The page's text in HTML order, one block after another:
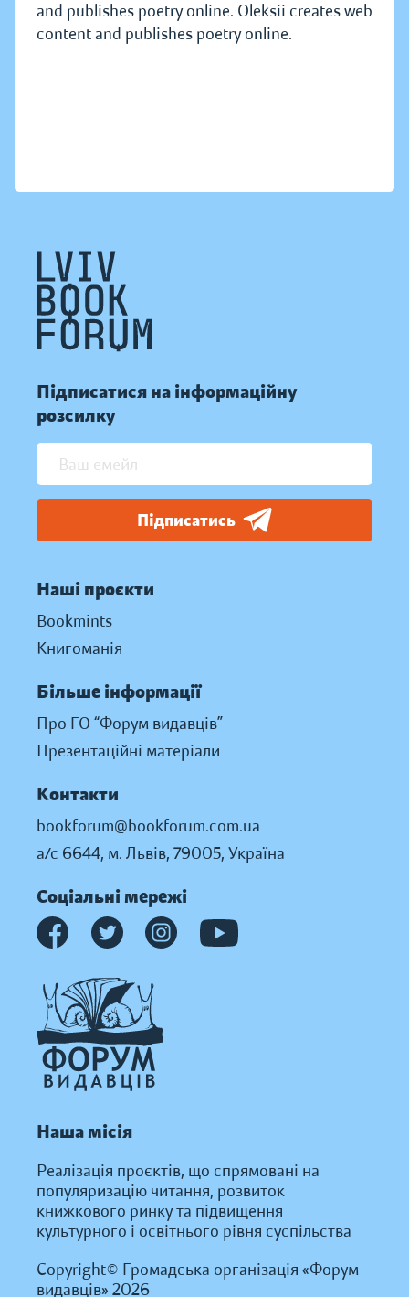
and publishes poetry online. Oleksii creates web
content and publishes poetry online.
Підписатися на інформаційну
розсилку
Підписатись
Наші проєкти
Bookmints
Книгоманія
Більше інформації
Про ГО “Форум видавців”
Презентаційні матеріали
Контакти
bookforum@bookforum.com.ua
а/с 6644, м. Львів, 79005, Україна
Соціальні мережі
Наша місія
Реалізація проєктів, що спрямовані на
популяризацію читання, розвиток
книжкового ринку та підвищення
культурного і освітнього рівня суспільства
Copyright© Громадська організація «Форум
видавців» 2026